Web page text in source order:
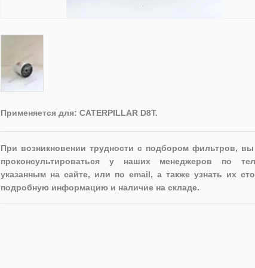
Применяется для: CATERPILLAR D8T.
При возникновении трудности с подбором фильтров,
проконсультироваться у наших менеджеров по
указанным на сайте, или по email, а также узнать их
подробную информацию и наличие на складе.